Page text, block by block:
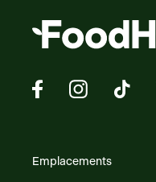
Emplacements